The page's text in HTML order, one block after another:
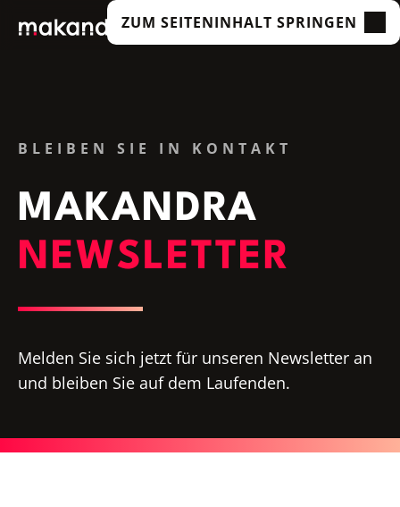
ZUM SEITENINHALT SPRINGEN
TECHNOLOGIEN
ACADEMY
INSIGHTS
BLEIBEN SIE IN KONTAKT
MAKANDRA
NEWSLETTER
Melden Sie sich jetzt für unseren Newsletter an
und bleiben Sie auf dem Laufenden.